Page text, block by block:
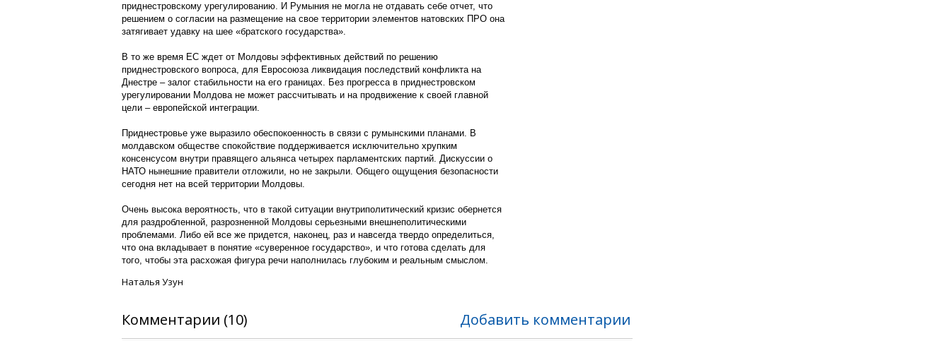
приднестровскому урегулированию. И Румыния не могла не отдавать себе отчет, что
решением о согласии на размещение на свое территории элементов натовских ПРО она
затягивает удавку на шее «братского государства».
В то же время ЕС ждет от Молдовы эффективных действий по решению
приднестровского вопроса, для Евросоюза ликвидация последствий конфликта на
Днестре – залог стабильности на его границах. Без прогресса в приднестровском
урегулировании Молдова не может рассчитывать и на продвижение к своей главной
цели – европейской интеграции.
Приднестровье уже выразило обеспокоенность в связи с румынскими планами. В
молдавском обществе спокойствие поддерживается исключительно хрупким
консенсусом внутри правящего альянса четырех парламентских партий. Дискуссии о
НАТО нынешние правители отложили, но не закрыли. Общего ощущения безопасности
сегодня нет на всей территории Молдовы.
Очень высока вероятность, что в такой ситуации внутриполитический кризис обернется
для раздробленной, разрозненной Молдовы серьезными внешнеполитическими
проблемами. Либо ей все же придется, наконец, раз и навсегда твердо определиться,
что она вкладывает в понятие «суверенное государство», и что готова сделать для
того, чтобы эта расхожая фигура речи наполнилась глубоким и реальным смыслом.
Наталья Узун
Комментарии (10) Добавить комментарии